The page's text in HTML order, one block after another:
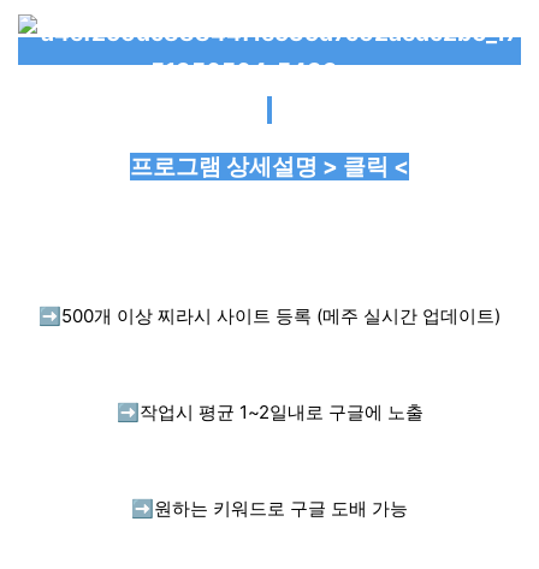
프로그램 상세설명 > 클릭 <
➡️ 500개 이상 찌라시 사이트 등록 (메주 실시간 업데이트)
➡️ 작업시 평균 1~2일내로 구글에 노출
➡️ 원하는 키워드로 구글 도배 가능